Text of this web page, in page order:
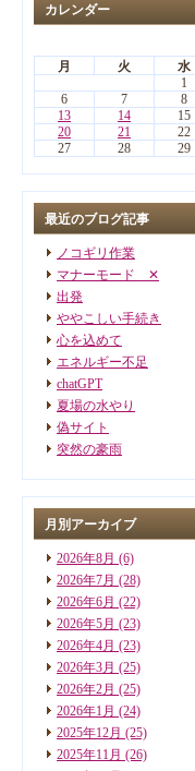
カレンダー
月
火 水
1
6
7 8
13
14 15
20
21 22
27
28 29
最近のブログ記事
ノコギリ作業
マナーモード ✕
出発
ややこしい手続き
心を込めて
エネルギー不足
chatGPT
夏場の水やり
偽サイト
突然の豪雨
月別アーカイブ
2026年8月 (6)
2026年7月 (28)
2026年6月 (22)
2026年5月 (23)
2026年4月 (23)
2026年3月 (25)
2026年2月 (25)
2026年1月 (24)
2025年12月 (25)
2025年11月 (26)